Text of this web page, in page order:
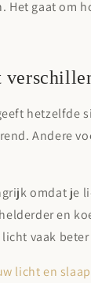
Het gaat om
hetzelfde
Andere
omdat je
en
vaak
licht en slaap